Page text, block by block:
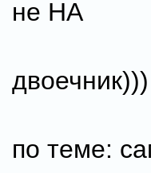
не НА
двоечник)))
по теме: